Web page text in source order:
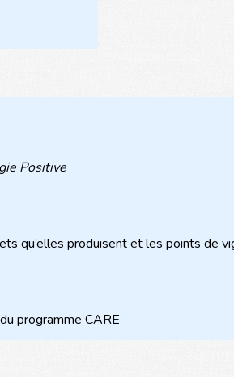
Positive
qu’elles produisent et les points de
programme CARE